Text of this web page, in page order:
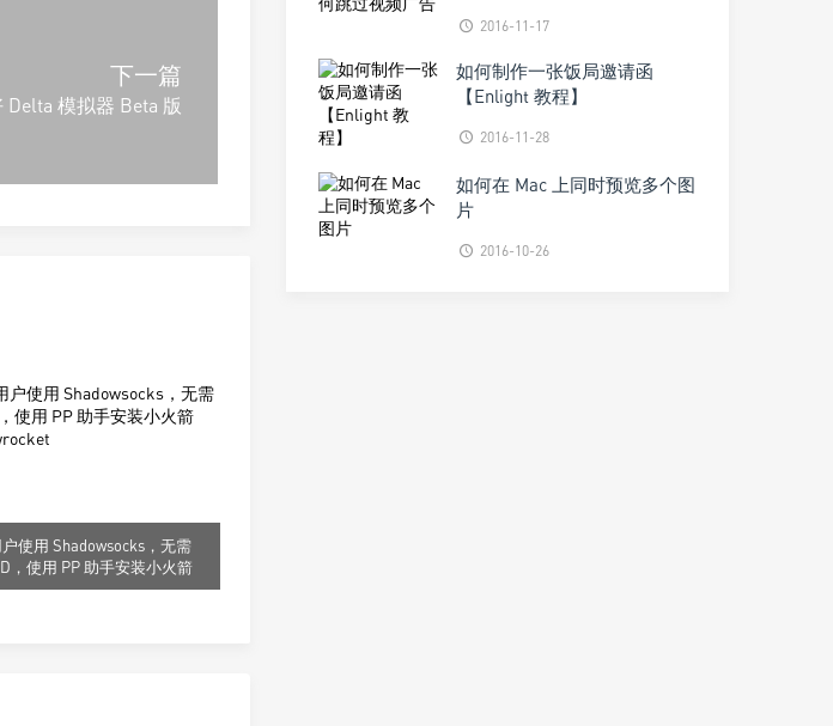
下一篇
Delta 模拟器 Beta 版
户使用 Shadowsocks，无需
，使用 PP 助手安装小火箭
2016-11-17
如何制作一张饭局邀请函
【Enlight 教程】
2016-11-28
如何在 Mac 上同时预览多个图
片
2016-10-26